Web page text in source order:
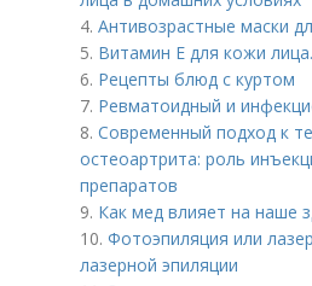
4. Антивозрастные маски
5. Витамин Е для кожи
6. Рецепты блюд с куртом
7. Ревматоидный и
8. Современный подход к
остеоартрита: роль
препаратов
9. Как мед влияет на наше
10. Фотоэпиляция или
лазерной эпиляции